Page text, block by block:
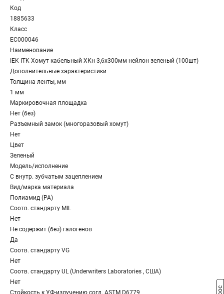
Код
1885633
Класс
EC000046
Наименование
IEK ITK Хомут кабельный ХКн 3,6х300мм нейлон зеленый (100шт)
Дополнительные характеристики
Толщина ленты, мм
1 мм
Маркировочная площадка
Нет (без)
Разъемный замок (многоразовый хомут)
Нет
Цвет
Зеленый
Модель/исполнение
С внутр. зубчатым зацеплением
Вид/марка материала
Полиамид (PA)
Соотв. стандарту MIL
Нет
Не содержит (без) галогенов
Да
Соотв. стандарту VG
Нет
Соотв. стандарту UL (Underwriters Laboratories , США)
Нет
Стойкость к УФ-излучению согл. ASTM D6779